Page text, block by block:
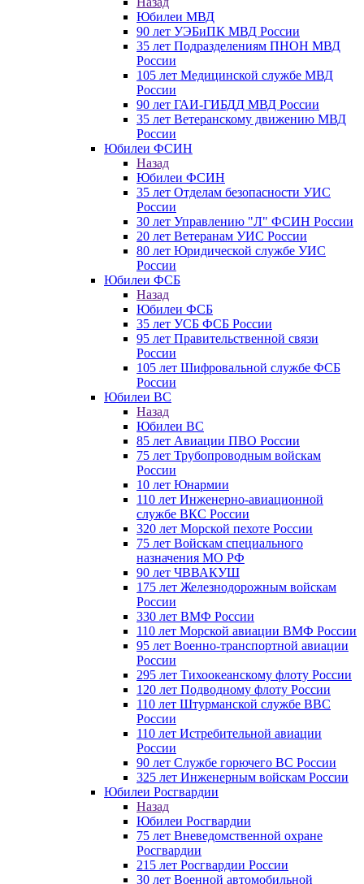
Юбилеи МВД
90 лет УЭБиПК МВД России
35 лет Подразделениям ПНОН МВД
России
105 лет Медицинской службе МВД
России
90 лет ГАИ-ГИБДД МВД России
35 лет Ветеранскому движению МВД
России
Юбилеи ФСИН
Назад
Юбилеи ФСИН
35 лет Отделам безопасности УИС
России
30 лет Управлению "Л" ФСИН России
20 лет Ветеранам УИС России
80 лет Юридической службе УИС
России
Юбилеи ФСБ
Назад
Юбилеи ФСБ
35 лет УСБ ФСБ России
95 лет Правительственной связи
России
105 лет Шифровальной службе ФСБ
России
Юбилеи ВС
Назад
Юбилеи ВС
85 лет Авиации ПВО России
75 лет Трубопроводным войскам
России
10 лет Юнармии
110 лет Инженерно-авиационной
службе ВКС России
320 лет Морской пехоте России
75 лет Войскам специального
назначения МО РФ
90 лет ЧВВАКУШ
175 лет Железнодорожным войскам
России
330 лет ВМФ России
110 лет Морской авиации ВМФ России
95 лет Военно-транспортной авиации
России
295 лет Тихоокеанскому флоту России
120 лет Подводному флоту России
110 лет Штурманской службе ВВС
России
110 лет Истребительной авиации
России
90 лет Службе горючего ВС России
325 лет Инженерным войскам России
Юбилеи Росгвардии
Назад
Юбилеи Росгвардии
75 лет Вневедомственной охране
Росгвардии
215 лет Росгвардии России
30 лет Военной автомобильной